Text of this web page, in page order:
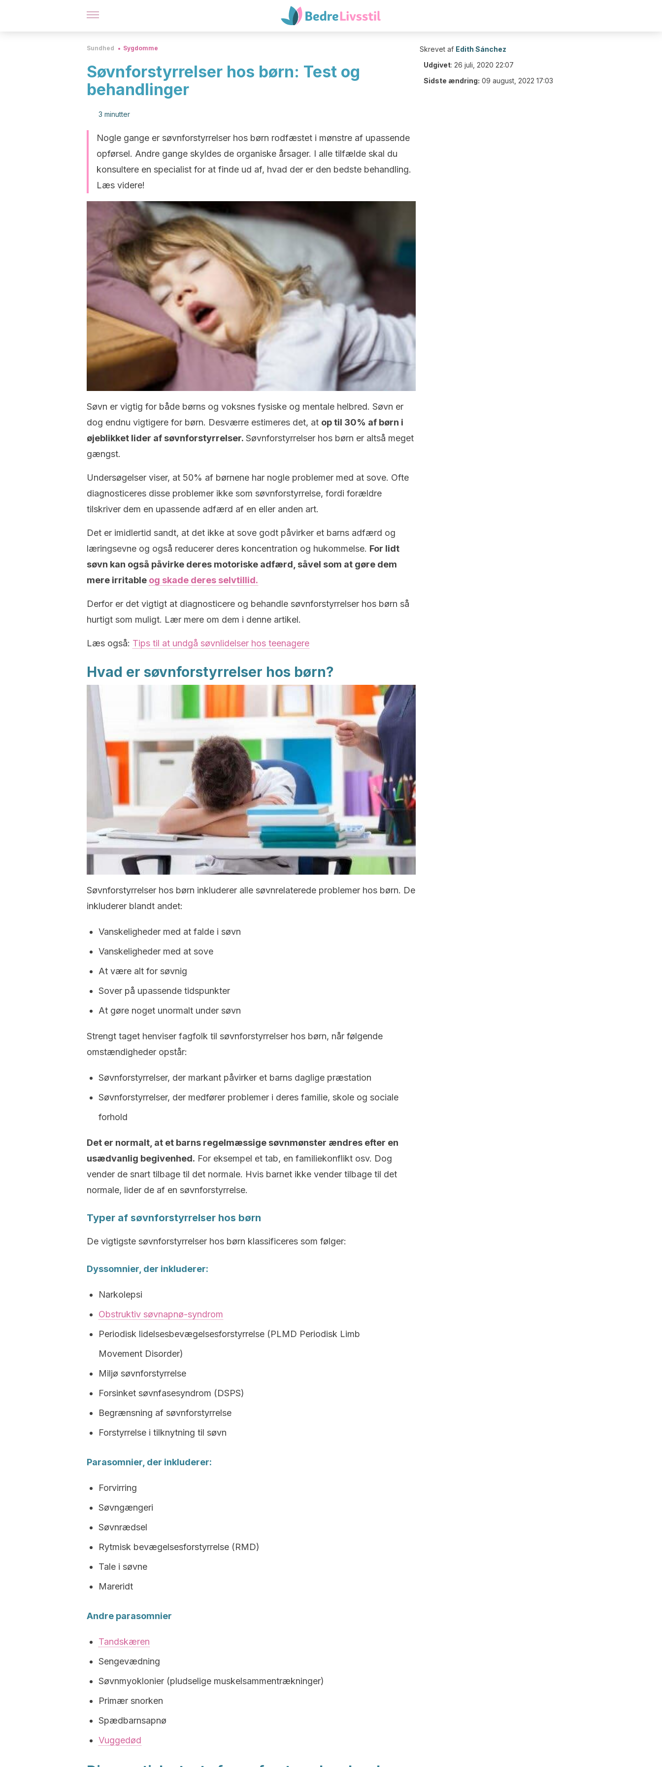
Sundhed Sygdomme
Søvnforstyrrelser hos børn: Test og
behandlinger
3 minutter
Nogle gange er søvnforstyrrelser hos børn rodfæstet i mønstre af upassende
opførsel. Andre gange skyldes de organiske årsager. I alle tilfælde skal du
konsultere en specialist for at finde ud af, hvad der er den bedste behandling.
Læs videre!
Søvn er vigtig for både børns og voksnes fysiske og mentale helbred. Søvn er
dog endnu vigtigere for børn. Desværre estimeres det, at op til 30% af børn i
øjeblikket lider af søvnforstyrrelser. Søvnforstyrrelser hos børn er altså meget
gængst.
Undersøgelser viser, at 50% af børnene har nogle problemer med at sove. Ofte
diagnosticeres disse problemer ikke som søvnforstyrrelse, fordi forældre
tilskriver dem en upassende adfærd af en eller anden art.
Det er imidlertid sandt, at det ikke at sove godt påvirker et barns adfærd og
læringsevne og også reducerer deres koncentration og hukommelse. For lidt
søvn kan også påvirke deres motoriske adfærd, såvel som at gøre dem
mere irritable og skade deres selvtillid.
Derfor er det vigtigt at diagnosticere og behandle søvnforstyrrelser hos børn så
hurtigt som muligt. Lær mere om dem i denne artikel.
Læs også: Tips til at undgå søvnlidelser hos teenagere
Hvad er søvnforstyrrelser hos børn?
Søvnforstyrrelser hos børn inkluderer alle søvnrelaterede problemer hos børn. De
inkluderer blandt andet:
Vanskeligheder med at falde i søvn
Vanskeligheder med at sove
At være alt for søvnig
Sover på upassende tidspunkter
At gøre noget unormalt under søvn
Strengt taget henviser fagfolk til søvnforstyrrelser hos børn, når følgende
omstændigheder opstår:
Søvnforstyrrelser, der markant påvirker et barns daglige præstation
Søvnforstyrrelser, der medfører problemer i deres familie, skole og sociale
forhold
Det er normalt, at et barns regelmæssige søvnmønster ændres efter en
usædvanlig begivenhed. For eksempel et tab, en familiekonflikt osv. Dog
vender de snart tilbage til det normale. Hvis barnet ikke vender tilbage til det
normale, lider de af en søvnforstyrrelse.
Typer af søvnforstyrrelser hos børn
De vigtigste søvnforstyrrelser hos børn klassificeres som følger:
Dyssomnier, der inkluderer:
Narkolepsi
Obstruktiv søvnapnø-syndrom
Periodisk lidelsesbevægelsesforstyrrelse (PLMD Periodisk Limb
Movement Disorder)
Miljø søvnforstyrrelse
Forsinket søvnfasesyndrom (DSPS)
Begrænsning af søvnforstyrrelse
Forstyrrelse i tilknytning til søvn
Parasomnier, der inkluderer:
Forvirring
Søvngængeri
Søvnrædsel
Rytmisk bevægelsesforstyrrelse (RMD)
Tale i søvne
Mareridt
Andre parasomnier
Tandskæren
Sengevædning
Søvnmyoklonier (pludselige muskelsammentrækninger)
Primær snorken
Spædbarnsapnø
Vuggedød
Skrevet af Edith Sánchez
Udgivet: 26 juli, 2020 22:07
Sidste ændring: 09 august, 2022 17:03